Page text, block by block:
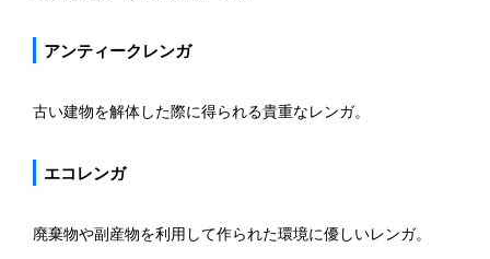
アンティークレンガ
古い建物を解体した際に得られる貴重なレンガ。
エコレンガ
廃棄物や副産物を利用して作られた環境に優しいレンガ。